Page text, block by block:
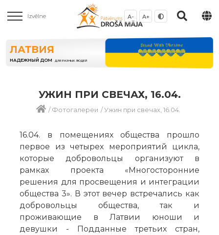
Izvēlne A- A+
ЛАТВИЯ
НАДЕЖНЫЙ ДОМ ДЛЯ РАЗНЫХ ЛЮДЕЙ
УЖИН ПРИ СВЕЧАХ, 16.04.
/Фотогалереи /Ужин при свечах, 16.04.
16.04. в помещениях общества прошло
первое из четырех мероприятий цикла,
которые добровольцы организуют в
рамках проекта «Многосторонние
решения для просвещения и интеграции
общества 3». В этот вечер встречались как
добровольцы общества, так и
проживающие в Латвии юноши и
девушки - Подданные третьих стран,